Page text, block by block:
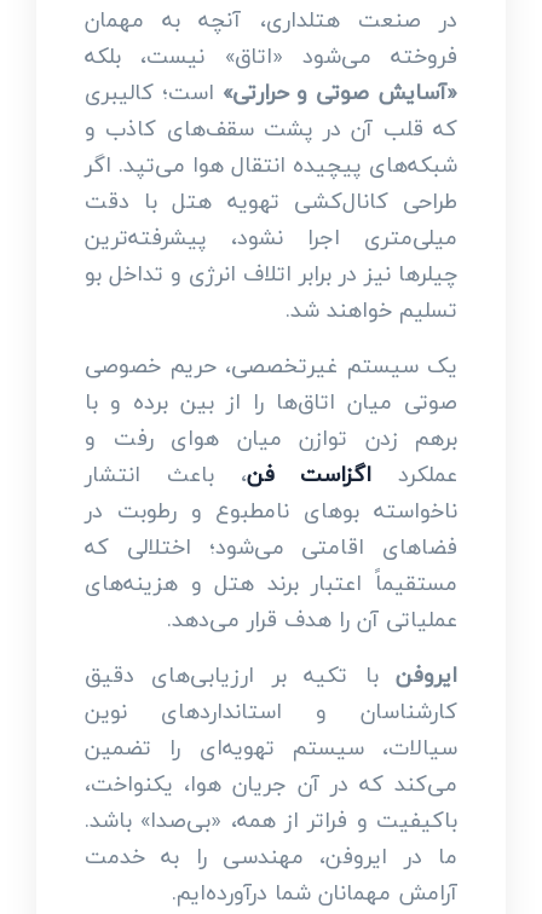
در صنعت هتلداری، آنچه به مهمان
فروخته می‌شود «اتاق» نیست، بلکه
«آسایش صوتی و حرارتی» است؛ کالیبری
که قلب آن در پشت سقف‌های کاذب و
شبکه‌های پیچیده انتقال هوا می‌تپد. اگر
طراحی کانال‌کشی تهویه هتل با دقت
میلی‌متری اجرا نشود، پیشرفته‌ترین
چیلرها نیز در برابر اتلاف انرژی و تداخل بو
تسلیم خواهند شد.
یک سیستم غیرتخصصی، حریم خصوصی
صوتی میان اتاق‌ها را از بین برده و با
برهم زدن توازن میان هوای رفت و
عملکرد اگزاست فن، باعث انتشار
ناخواسته بوهای نامطبوع و رطوبت در
فضاهای اقامتی می‌شود؛ اختلالی که
مستقیماً اعتبار برند هتل و هزینه‌های
عملیاتی آن را هدف قرار می‌دهد.
ایروفن با تکیه بر ارزیابی‌های دقیق
کارشناسان و استانداردهای نوین
سیالات، سیستم تهویه‌ای را تضمین
می‌کند که در آن جریان هوا، یکنواخت،
باکیفیت و فراتر از همه، «بی‌صدا» باشد.
ما در ایروفن، مهندسی را به خدمت
آرامش مهمانان شما درآورده‌ایم.